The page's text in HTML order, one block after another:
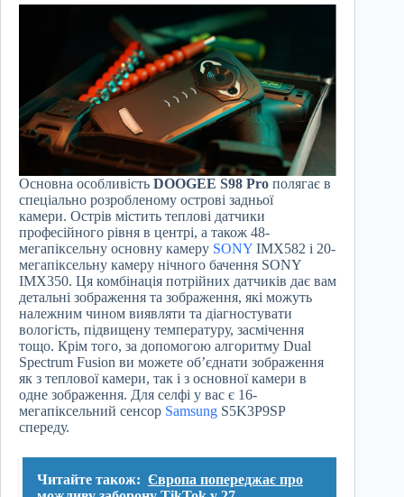
Основна особливість DOOGEE S98 Pro полягає в
спеціально розробленому острові задньої
камери. Острів містить теплові датчики
професійного рівня в центрі, а також 48-
мегапіксельну основну камеру SONY IMX582 і 20-
мегапіксельну камеру нічного бачення SONY
IMX350. Ця комбінація потрійних датчиків дає вам
детальні зображення та зображення, які можуть
належним чином виявляти та діагностувати
вологість, підвищену температуру, засмічення
тощо. Крім того, за допомогою алгоритму Dual
Spectrum Fusion ви можете об’єднати зображення
як з теплової камери, так і з основної камери в
одне зображення. Для селфі у вас є 16-
мегапіксельний сенсор Samsung S5K3P9SP
спереду.
Читайте також: Європа попереджає про